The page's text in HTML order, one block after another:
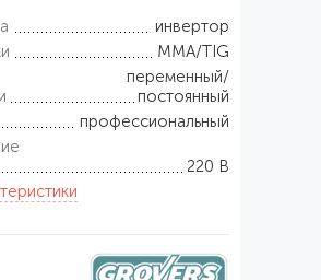
инвертор
MMA/TIG
переменный/
постоянный
профессиональный
220 В